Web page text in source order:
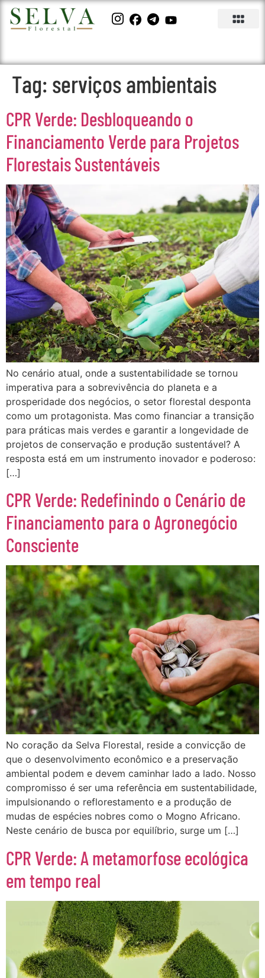
Tag: serviços ambientais
CPR Verde: Desbloqueando o
Financiamento Verde para Projetos
Florestais Sustentáveis
No cenário atual, onde a sustentabilidade se tornou
imperativa para a sobrevivência do planeta e a
prosperidade dos negócios, o setor florestal desponta
como um protagonista. Mas como financiar a transição
para práticas mais verdes e garantir a longevidade de
projetos de conservação e produção sustentável? A
resposta está em um instrumento inovador e poderoso:
[…]
CPR Verde: Redefinindo o Cenário de
Financiamento para o Agronegócio
Consciente
No coração da Selva Florestal, reside a convicção de
que o desenvolvimento econômico e a preservação
ambiental podem e devem caminhar lado a lado. Nosso
compromisso é ser uma referência em sustentabilidade,
impulsionando o reflorestamento e a produção de
mudas de espécies nobres como o Mogno Africano.
Neste cenário de busca por equilíbrio, surge um […]
CPR Verde: A metamorfose ecológica
em tempo real